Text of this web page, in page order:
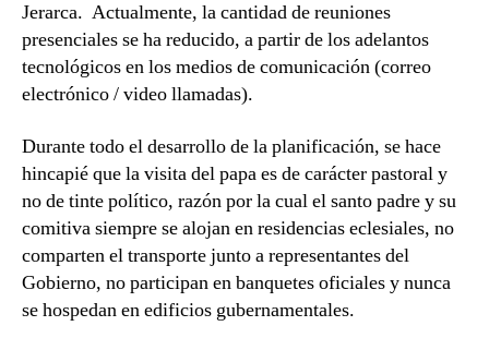
Jerarca. Actualmente, la cantidad de reuniones
presenciales se ha reducido, a partir de los adelantos
tecnológicos en los medios de comunicación (correo
electrónico / video llamadas).
Durante todo el desarrollo de la planificación, se hace
hincapié que la visita del papa es de carácter pastoral y
no de tinte político, razón por la cual el santo padre y su
comitiva siempre se alojan en residencias eclesiales, no
comparten el transporte junto a representantes del
Gobierno, no participan en banquetes oficiales y nunca
se hospedan en edificios gubernamentales.